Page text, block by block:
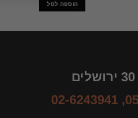
הוספה לסל
,
02-6243941